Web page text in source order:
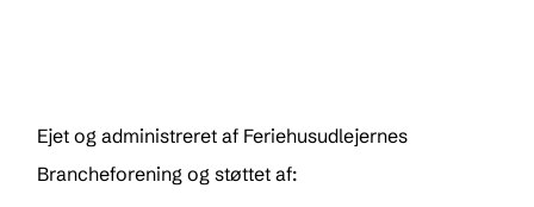
Ejet og administreret af Feriehusudlejernes
Brancheforening og støttet af: